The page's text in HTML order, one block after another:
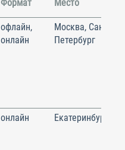
Формат Место
офлайн,
онлайн
Москва, Санкт-
Петербург
онлайн Екатеринбург